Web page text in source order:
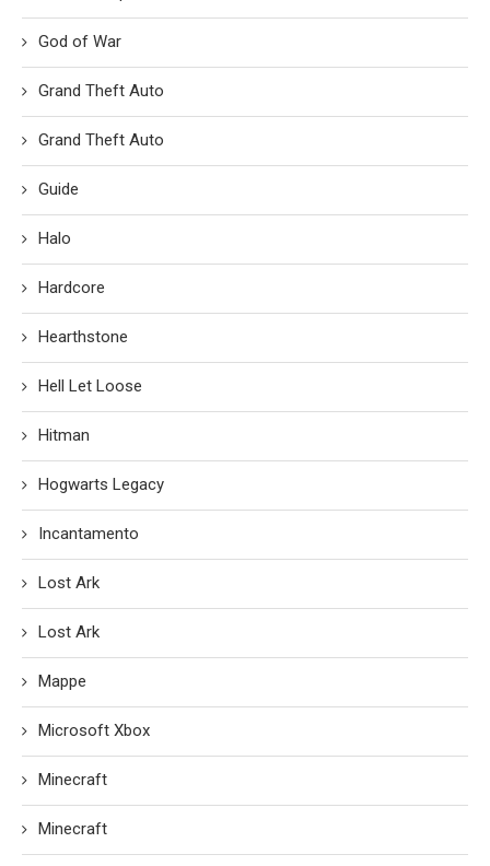
God of War
Grand Theft Auto
Grand Theft Auto
Guide
Halo
Hardcore
Hearthstone
Hell Let Loose
Hitman
Hogwarts Legacy
Incantamento
Lost Ark
Lost Ark
Mappe
Microsoft Xbox
Minecraft
Minecraft